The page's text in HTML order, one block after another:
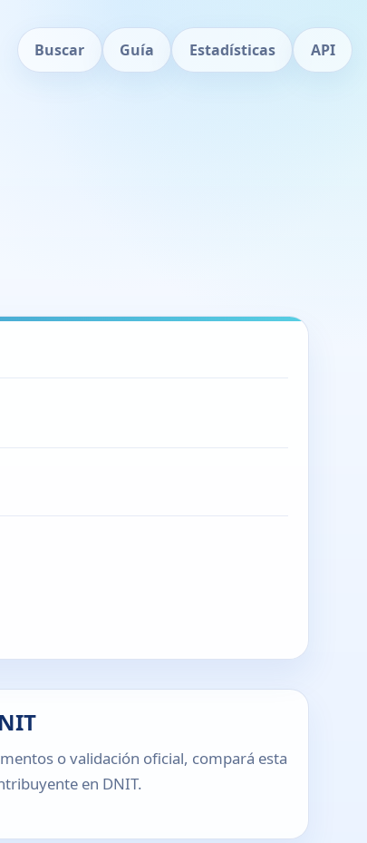
Buscar Guía Estadísticas API
o validación oficial, compará esta
en DNIT.